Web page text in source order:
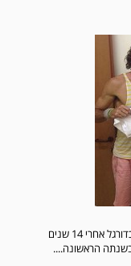
הקבוצה המיתולוגית שמשון תל אביב חוזרת למפת הכדורגל אחרי 14 שנים
הראשונה....